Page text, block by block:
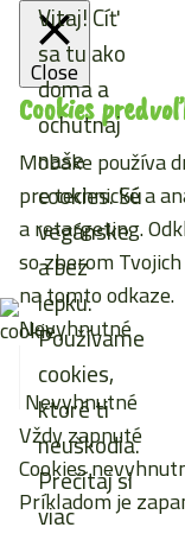
Vitaj! Cíť
sa tu ako
doma a
ochutnaj
naše
cookies. Sú
vegánske
a bez
lepku.
Používame
cookies,
ktoré ti
neuškodia.
Prečítaj si
viac
Close
Cookies
Mobake používa
pre technické a
a retargeting.
so zberom
na tomto odkaze.
Nevyhnutné
Nevyhnutné
Vždy zapnuté
Cookies
Príkladom je